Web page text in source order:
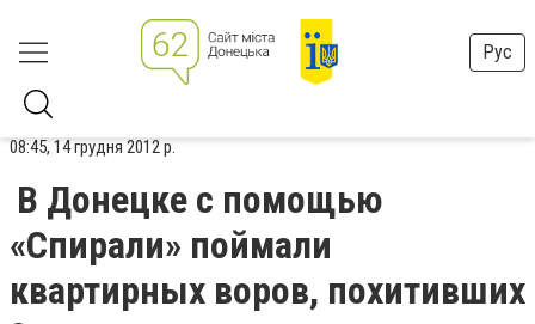
Рус
08:45, 14 грудня 2012 р.
В Донецке с помощью
«Спирали» поймали
квартирных воров, похитивших